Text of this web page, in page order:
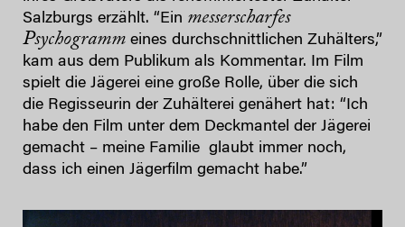
Salzburgs erzählt. “Ein messerscharfes
Psychogramm eines durchschnittlichen Zuhälters,”
kam aus dem Publikum als Kommentar. Im Film
spielt die Jägerei eine große Rolle, über die sich
die Regisseurin der Zuhälterei genähert hat: “Ich
habe den Film unter dem Deckmantel der Jägerei
gemacht – meine Familie glaubt immer noch,
dass ich einen Jägerfilm gemacht habe.”